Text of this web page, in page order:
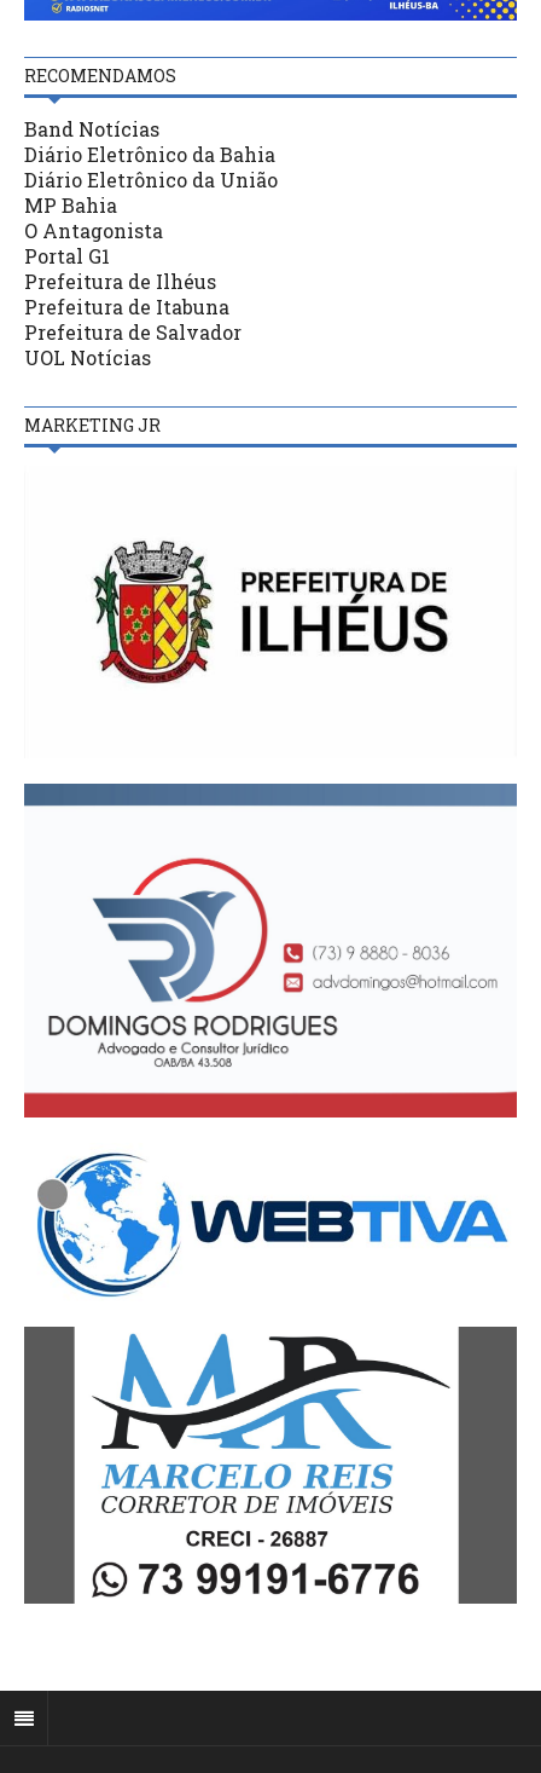
RECOMENDAMOS
Band Notícias
Diário Eletrônico da Bahia
Diário Eletrônico da União
MP Bahia
O Antagonista
Portal G1
Prefeitura de Ilhéus
Prefeitura de Itabuna
Prefeitura de Salvador
UOL Notícias
MARKETING JR